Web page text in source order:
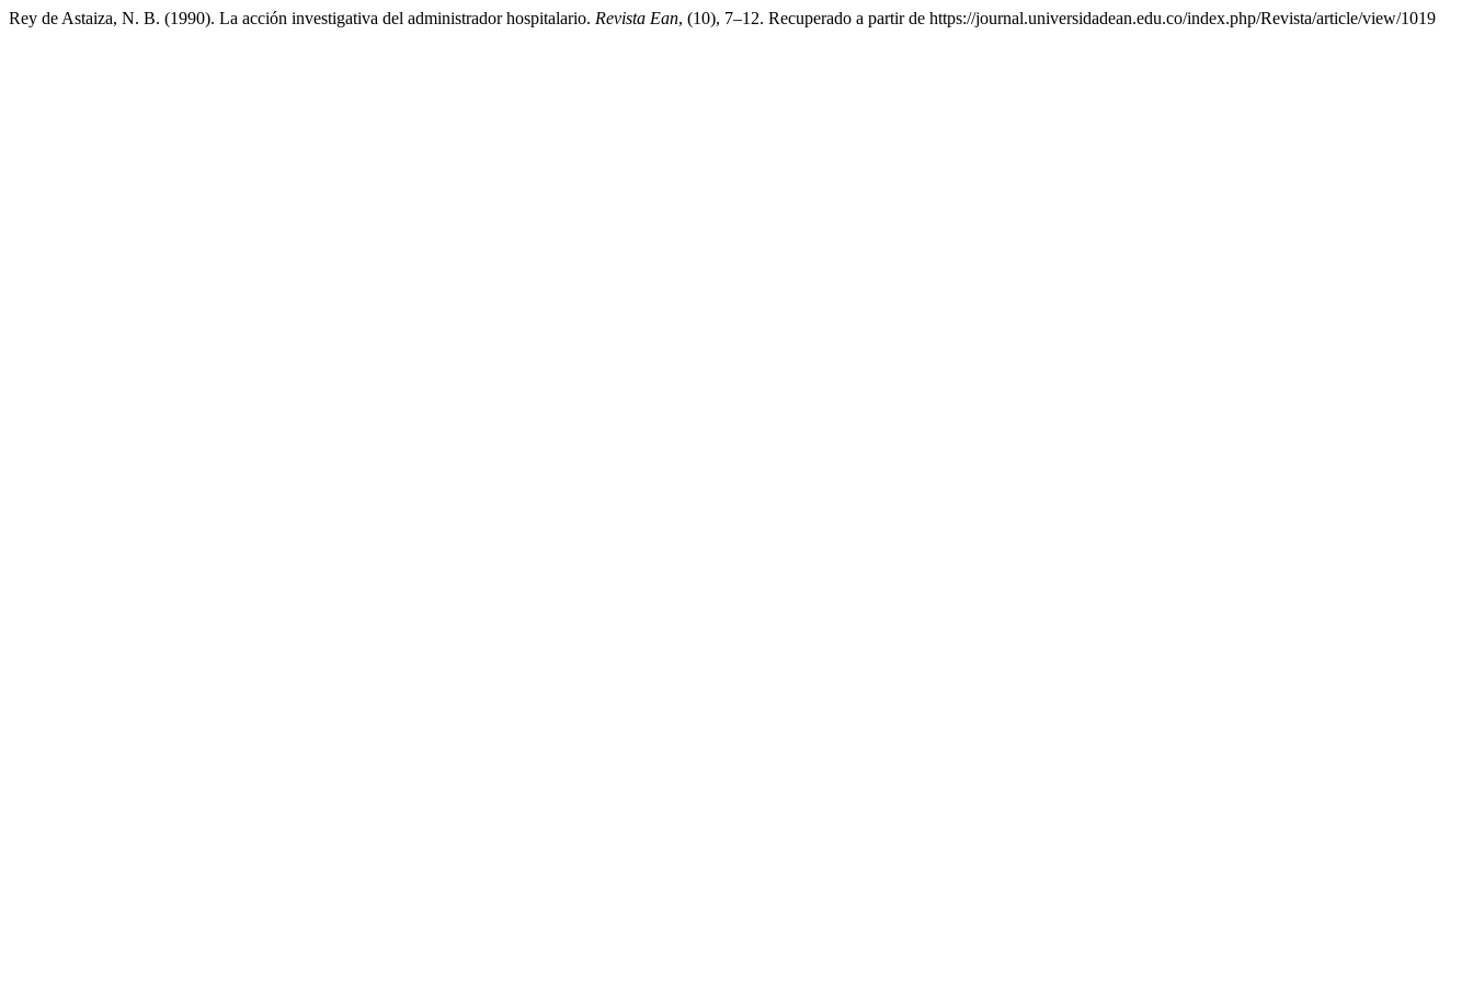
Rey de Astaiza, N. B. (1990). La acción investigativa del administrador hospitalario. Revista Ean, (10), 7–12. Recuperado a partir de https://journal.universidadean.edu.co/index.php/Revista/article/view/1019